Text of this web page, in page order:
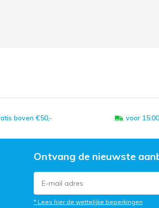
boven €50,- voor
Ontvang de nieuwste
* Lees hier de wettelijke beperkingen